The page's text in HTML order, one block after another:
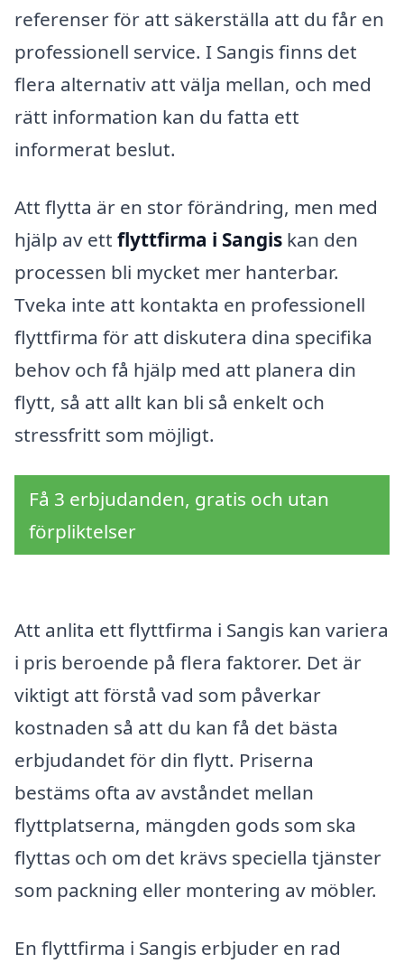
referenser för att säkerställa att du får en
professionell service. I Sangis finns det
flera alternativ att välja mellan, och med
rätt information kan du fatta ett
informerat beslut.
Att flytta är en stor förändring, men med
hjälp av ett flyttfirma i Sangis kan den
processen bli mycket mer hanterbar.
Tveka inte att kontakta en professionell
flyttfirma för att diskutera dina specifika
behov och få hjälp med att planera din
flytt, så att allt kan bli så enkelt och
stressfritt som möjligt.
Få 3 erbjudanden, gratis och utan
förpliktelser
Att anlita ett flyttfirma i Sangis kan variera
i pris beroende på flera faktorer. Det är
viktigt att förstå vad som påverkar
kostnaden så att du kan få det bästa
erbjudandet för din flytt. Priserna
bestäms ofta av avståndet mellan
flyttplatserna, mängden gods som ska
flyttas och om det krävs speciella tjänster
som packning eller montering av möbler.
En flyttfirma i Sangis erbjuder en rad